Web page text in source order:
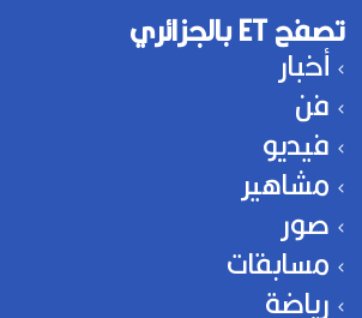
تصفح ET بالجزائري
أخبار
فن
فيديو
مشاهير
صور
مسابقات
رياضة